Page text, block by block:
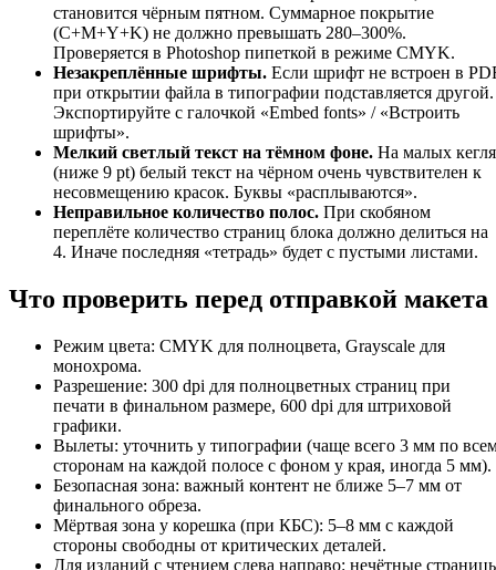
становится чёрным пятном. Суммарное покрытие
(C+M+Y+K) не должно превышать 280–300%.
Проверяется в Photoshop пипеткой в режиме CMYK.
Незакреплённые шрифты. Если шрифт не встроен в
при открытии файла в типографии подставляется другой.
Экспортируйте с галочкой «Embed fonts» / «Встроить
шрифты».
Мелкий светлый текст на тёмном фоне. На малых
(ниже 9 pt) белый текст на чёрном очень чувствителен к
несовмещению красок. Буквы «расплываются».
Неправильное количество полос. При скобяном
переплёте количество страниц блока должно делиться на
4. Иначе последняя «тетрадь» будет с пустыми листами.
Что проверить перед отправкой макета
Режим цвета: CMYK для полноцвета, Grayscale для
монохрома.
Разрешение: 300 dpi для полноцветных страниц при
печати в финальном размере, 600 dpi для штриховой
графики.
Вылеты: уточнить у типографии (чаще всего 3 мм по
сторонам на каждой полосе с фоном у края, иногда 5 мм).
Безопасная зона: важный контент не ближе 5–7 мм от
финального обреза.
Мёртвая зона у корешка (при КБС): 5–8 мм с каждой
стороны свободны от критических деталей.
Для изданий с чтением слева направо: нечётные